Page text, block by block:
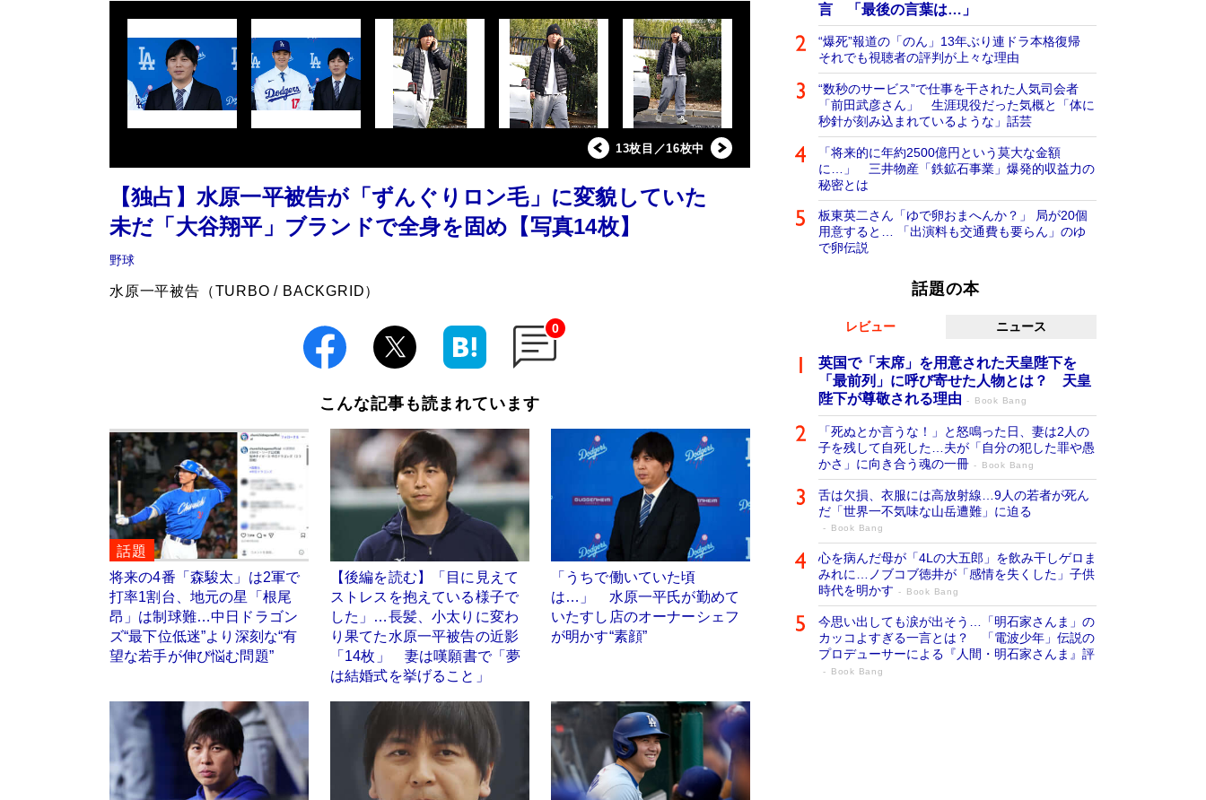
13枚目／16枚中
【独占】水原一平被告が「ずんぐりロン毛」に変貌していた
未だ「大谷翔平」ブランドで全身を固め【写真14枚】
野球
水原一平被告（TURBO / BACKGRID）
0
こんな記事も読まれています
話題
将来の4番「森駿太」は2軍で
打率1割台、地元の星「根尾
昂」は制球難…中日ドラゴン
ズ“最下位低迷”より深刻な“有
望な若手が伸び悩む問題”
【後編を読む】「目に見えて
ストレスを抱えている様子で
した」…長髪、小太りに変わ
り果てた水原一平被告の近影
「14枚」 妻は嘆願書で「夢
は結婚式を挙げること」
「うちで働いていた頃
は…」 水原一平氏が勤めて
いたすし店のオーナーシェフ
が明かす“素顔”
言 「最後の言葉は…」
“爆死”報道の「のん」13年ぶり連ドラ本格復帰
それでも視聴者の評判が上々な理由
“数秒のサービス”で仕事を干された人気司会者
「前田武彦さん」 生涯現役だった気概と「体に
秒針が刻み込まれているような」話芸
「将来的に年約2500億円という莫大な金額
に…」 三井物産「鉄鉱石事業」爆発的収益力の
秘密とは
板東英二さん「ゆで卵おまへんか？」 局が20個
用意すると… 「出演料も交通費も要らん」のゆ
で卵伝説
話題の本
レビュー ニュース
英国で「末席」を用意された天皇陛下を
「最前列」に呼び寄せた人物とは？ 天皇
陛下が尊敬される理由
Book Bang
「死ぬとか言うな！」と怒鳴った日、妻は2人の
子を残して自死した…夫が「自分の犯した罪や愚
かさ」に向き合う魂の一冊
Book Bang
舌は欠損、衣服には高放射線…9人の若者が死ん
だ「世界一不気味な山岳遭難」に迫る
Book Bang
心を病んだ母が「4Lの大五郎」を飲み干しゲロま
みれに…ノブコブ徳井が「感情を失くした」子供
時代を明かす
Book Bang
今思い出しても涙が出そう…「明石家さんま」の
カッコよすぎる一言とは？ 「電波少年」伝説の
プロデューサーによる『人間・明石家さんま』評
Book Bang